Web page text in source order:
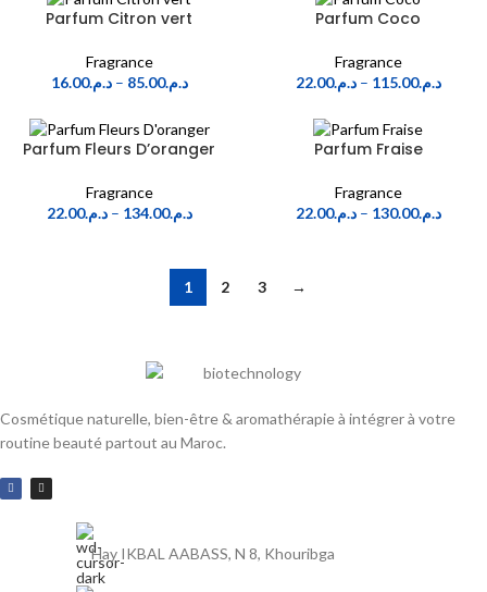
Parfum Citron vert
Fragrance
د.م.16.00 – د.م.85.00
Parfum Coco
Fragrance
د.م.22.00 – د.م.115.00
Parfum Fleurs D’oranger
Fragrance
د.م.22.00 – د.م.134.00
Parfum Fraise
Fragrance
د.م.22.00 – د.م.130.00
1 2 3 →
Cosmétique naturelle, bien-être & aromathérapie à intégrer à votre
routine beauté partout au Maroc.
Hay IKBAL AABASS, N 8, Khouribga